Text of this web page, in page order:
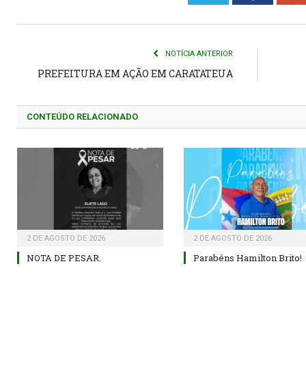
NOTÍCIA ANTERIOR
PREFEITURA EM AÇÃO EM CARATATEUA
CONTEÚDO RELACIONADO
2 DE AGOSTO DE 2026
NOTA DE PESAR.
2 DE AGOSTO DE 2026
Parabéns Hamilton Brito!